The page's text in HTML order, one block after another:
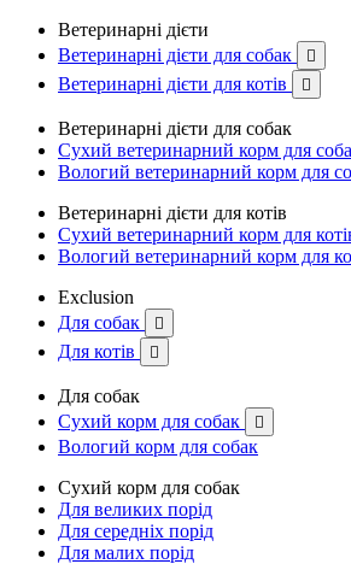
Ветеринарні дієти
Ветеринарні дієти для собак

Ветеринарні дієти для котів 
Ветеринарні дієти для собак
Сухий ветеринарний корм для
Вологий ветеринарний корм для
Ветеринарні дієти для котів
Сухий ветеринарний корм для
Вологий ветеринарний корм для
Exclusion
Для собак

Для котів 
Для собак
Сухий корм для собак

Вологий корм для собак
Сухий корм для собак
Для великих порід
Для середніх порід
Для малих порід